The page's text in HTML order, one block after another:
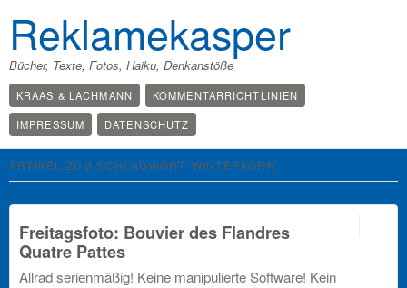
Reklamekasper
Bücher, Texte, Fotos, Haiku, Denkanstöße
KRAAS & LACHMANN
KOMMENTARRICHTLINIEN
IMPRESSUM
DATENSCHUTZ
ARTIKEL ZUM SCHLAGWORT: WINTERKORN
Freitagsfoto: Bouvier des Flandres
Quatre Pattes
Allrad serienmäßig! Keine manipulierte Software! Kein